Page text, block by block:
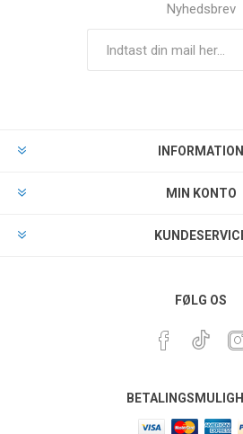
Nyhedsbrev
INFORMATION
MIN KONTO
FØLG OS